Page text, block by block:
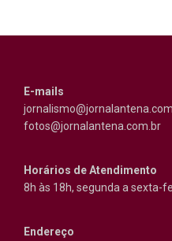
E-mails
fotos@jornalantena.com.br
Horários de Atendimento
8h às 18h, segunda a sexta-
Endereço